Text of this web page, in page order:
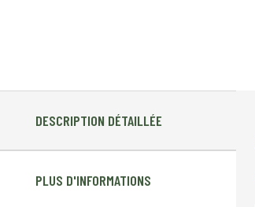
DESCRIPTION DÉTAILLÉE
PLUS D'INFORMATIONS